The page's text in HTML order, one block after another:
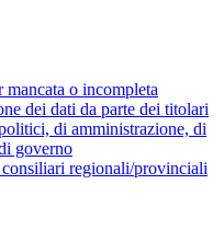
mancata o incompleta
dei dati da parte dei titolari
di amministrazione, di
governo
regionali/provinciali